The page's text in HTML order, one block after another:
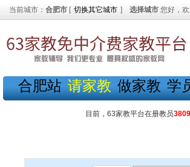
当前城市： 合肥市 [ 切换其它城市 ] 选择城市 您好，
合肥站 请家教 做家教 学
目前，63家教平台在册教员3809